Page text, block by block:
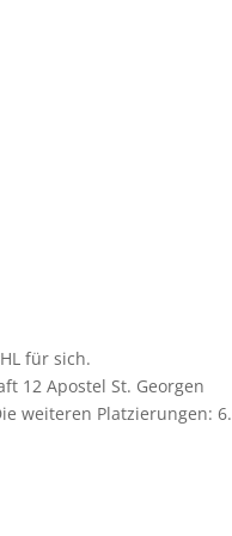
für sich.
12 Apostel St. Georgen
weiteren Platzierungen: 6.